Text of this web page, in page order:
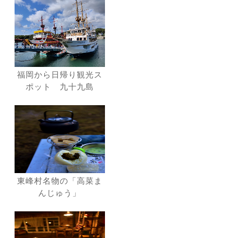
福岡から日帰り観光ス
ポット 九十九島
東峰村名物の「高菜ま
んじゅう」